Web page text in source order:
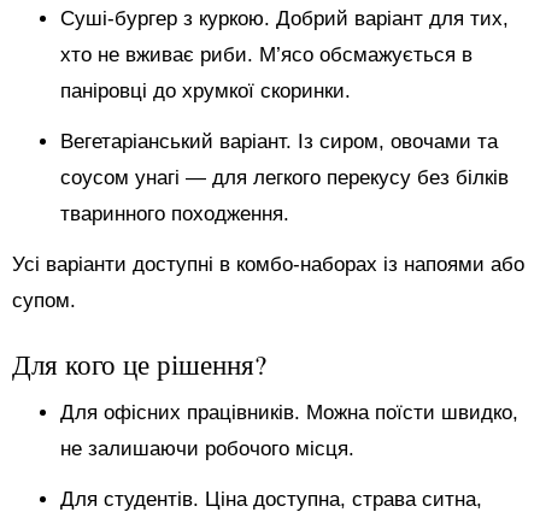
Суші-бургер з куркою. Добрий варіант для тих,
хто не вживає риби. М’ясо обсмажується в
паніровці до хрумкої скоринки.
Вегетаріанський варіант. Із сиром, овочами та
соусом унагі — для легкого перекусу без білків
тваринного походження.
Усі варіанти доступні в комбо-наборах із напоями або
супом.
Для кого це рішення?
Для офісних працівників. Можна поїсти швидко,
не залишаючи робочого місця.
Для студентів. Ціна доступна, страва ситна,